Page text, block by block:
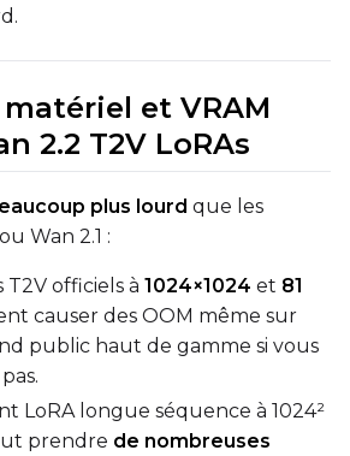
Sample Steps
Num Frames
FPS
et VRAM
2.2 T2V LoRAs
plus lourd que les
Wan 2.1 :
T2V officiels à 1024×1024 et 81
causer des OOM même sur
public haut de gamme si vous
LoRA longue séquence à 1024²
prendre de nombreuses